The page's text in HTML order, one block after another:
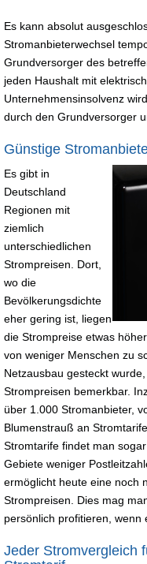
Es kann absolut
Stromanbieterwechsel
Grundversorger des
jeden Haushalt mit
Unternehmensinsolvenz
durch den Grundversorger
Günstige
Es gibt in
Deutschland
Regionen mit
ziemlich
unterschiedlichen
Strompreisen. Dort,
wo die
Bevölkerungsdichte
eher gering ist, liegen
die Strompreise etwas
von weniger Menschen zu
Netzausbau gesteckt
Strompreisen bemerkbar.
über 1.000 Stromanbieter,
Blumenstrauß an
Stromtarife findet man
Gebiete weniger
ermöglicht heute eine noch
Strompreisen. Dies mag
persönlich profitieren, wenn
Jeder Stromvergleich